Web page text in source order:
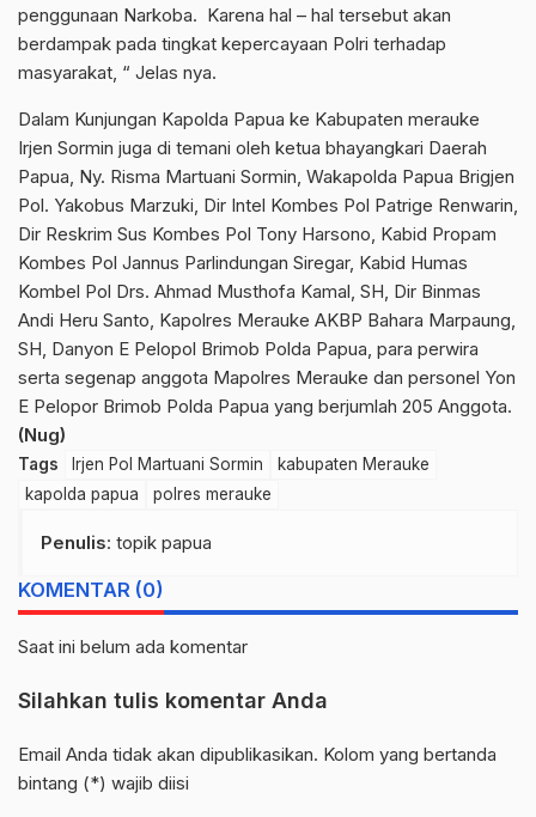
penggunaan Narkoba. Karena hal – hal tersebut akan
berdampak pada tingkat kepercayaan Polri terhadap
masyarakat, “ Jelas nya.
Dalam Kunjungan Kapolda Papua ke Kabupaten merauke
Irjen Sormin juga di temani oleh ketua bhayangkari Daerah
Papua, Ny. Risma Martuani Sormin, Wakapolda Papua Brigjen
Pol. Yakobus Marzuki, Dir Intel Kombes Pol Patrige Renwarin,
Dir Reskrim Sus Kombes Pol Tony Harsono, Kabid Propam
Kombes Pol Jannus Parlindungan Siregar, Kabid Humas
Kombel Pol Drs. Ahmad Musthofa Kamal, SH, Dir Binmas
Andi Heru Santo, Kapolres Merauke AKBP Bahara Marpaung,
SH, Danyon E Pelopol Brimob Polda Papua, para perwira
serta segenap anggota Mapolres Merauke dan personel Yon
E Pelopor Brimob Polda Papua yang berjumlah 205 Anggota.
(Nug)
Tags Irjen Pol Martuani Sormin
kabupaten Merauke
kapolda papua
polres merauke
Penulis: topik papua
KOMENTAR (0)
Saat ini belum ada komentar
Silahkan tulis komentar Anda
Email Anda tidak akan dipublikasikan. Kolom yang bertanda
bintang (*) wajib diisi